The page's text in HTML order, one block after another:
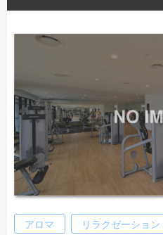
アロマ リラクゼーション